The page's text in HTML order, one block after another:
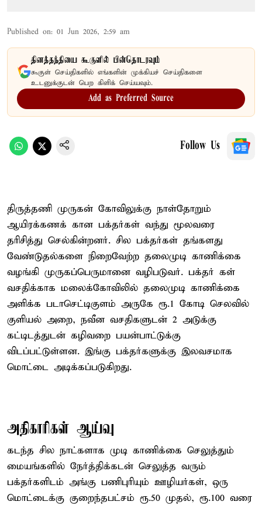
Published on: 01 Jun 2026, 2:59 am
தினத்தந்தியை கூகுளில் பின்தொடரவும்
கூகுள் செய்திகளில் எங்களின் முக்கியச் செய்திகளை
உடனுக்குடன் பெற கிளிக் செய்யவும்.
Add as Preferred Source
Follow Us
திருத்தணி முருகன் கோவிலுக்கு நாள்தோறும்
ஆயிரக்கணக் கான பக்தர்கள் வந்து மூலவரை
தரிசித்து செல்கின்றனர். சில பக்தர்கள் தங்களது
வேண்டுதல்களை நிறைவேற்ற தலைமுடி காணிக்கை
வழங்கி முருகப்பெருமானை வழிபடுவர். பக்தர் கள்
வசதிக்காக மலைக்கோவிலில் தலைமுடி காணிக்கை
அளிக்க படாசெட்டிகுளம் அருகே ரூ.1 கோடி செலவில்
குளியல் அறை, நவீன வசதிகளுடன் 2 அடுக்கு
கட்டிடத்துடன் கழிவறை பயன்பாட்டுக்கு
விடப்பட்டுள்ளன. இங்கு பக்தர்களுக்கு இலவசமாக
மொட்டை அடிக்கப்படுகிறது.
அதிகாரிகள் ஆய்வு
கடந்த சில நாட்களாக முடி காணிக்கை செலுத்தும்
மையங்களில் நேர்த்திக்கடன் செலுத்த வரும்
பக்தர்களிடம் அங்கு பணிபுரியும் ஊழியர்கள், ஒரு
மொட்டைக்கு குறைந்தபட்சம் ரூ.50 முதல், ரூ.100 வரை